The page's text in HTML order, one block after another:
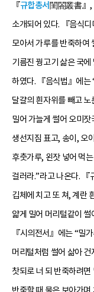
『규합총서閨閤叢書』,
소개되어 있다. 『음식
모아서 가루를 반죽하여
기름진 꿩고기 삶은 국
하였다. 『음식법』에는
달걀의 흰자위를 빼고
밀어 가늘게 썰어 오미
생선지짐 표고, 송이, 오
후춧가루, 왼잣 넣어 먹
걸러라.”라고 나온다. 『
깁체에 치고 또 쳐, 계란
얇게 밀어 머리털같이
『시의전서』에는 “밀
머리털처럼 썰어 삶아
찻되로 너 되 반죽하려